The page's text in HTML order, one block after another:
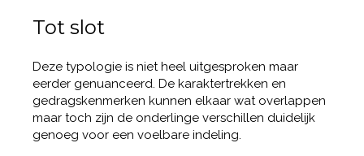
Tot slot
Deze typologie is niet heel uitgesproken maar
eerder genuanceerd. De karaktertrekken en
gedragskenmerken kunnen elkaar wat overlappen
maar toch zijn de onderlinge verschillen duidelijk
genoeg voor een voelbare indeling.